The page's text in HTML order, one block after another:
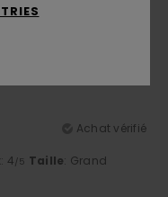
Achat vérifié
: 4/5 Taille: Grand